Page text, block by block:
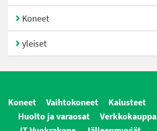
Koneet
yleiset
Koneet Vaihtokoneet
Kalusteet
Huolto ja varaosat
Verkkokauppa